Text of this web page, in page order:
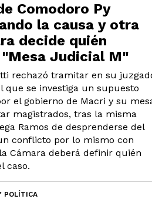
Comodoro Py
la causa y otra
decide quién
Judicial M"
rechazó tramitar en su
que se investiga un supuesto
el gobierno de Macri y su
magistrados, tras la misma
Ramos de desprenderse del
conflicto por lo mismo con
Cámara deberá definir quién
caso.
POLÍTICA